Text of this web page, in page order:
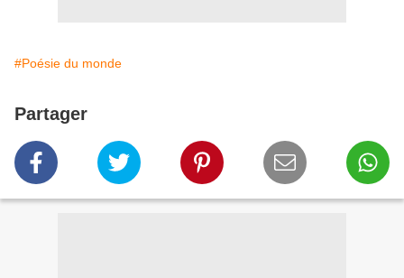
#Poésie du monde
Partager